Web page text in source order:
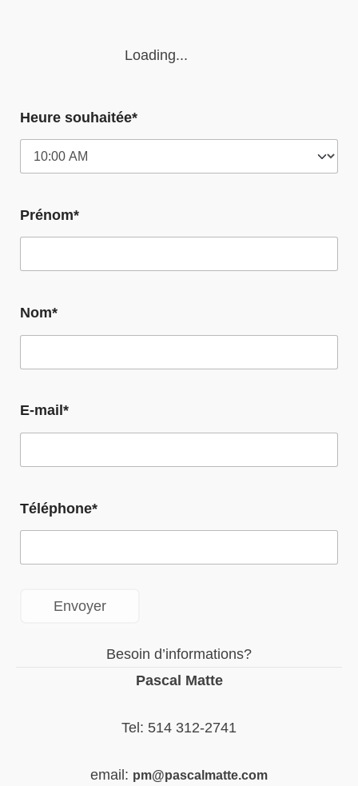
Loading...
Heure souhaitée*
Prénom*
Nom*
E-mail*
Téléphone*
Besoin d’informations?
Pascal Matte
Tel: 514 312-2741
email: pm@pascalmatte.com